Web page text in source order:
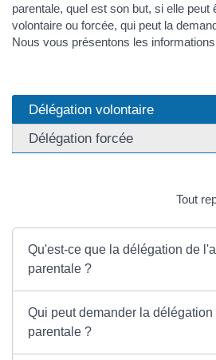
parentale, quel est son but, si elle peut
volontaire ou forcée, qui peut la
Nous vous présentons les
Délégation volontaire
Délégation forcée
Tout
Qu'est-ce que la délégation de
parentale ?
Qui peut demander la
parentale ?